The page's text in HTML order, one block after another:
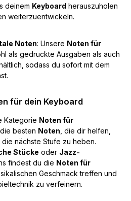
deinem Keyboard herauszuholen
weiterzuentwickeln.
Noten: Unsere Noten für
als gedruckte Ausgaben als auch
sodass du sofort mit dem
für dein Keyboard
Kategorie Noten für
besten Noten , die dir helfen,
die nächste Stufe zu heben.
Stücke oder Jazz-
findest du die Noten für
Geschmack treffen und
zu verfeinern.